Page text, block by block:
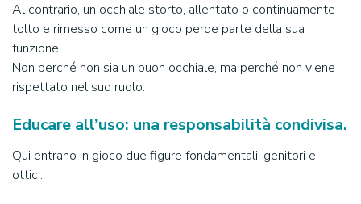
Al contrario, un occhiale storto, allentato o continuamente
tolto e rimesso come un gioco perde parte della sua
funzione.
Non perché non sia un buon occhiale, ma perché non viene
rispettato nel suo ruolo.
Educare all’uso: una responsabilità condivisa.
Qui entrano in gioco due figure fondamentali: genitori e
ottici.